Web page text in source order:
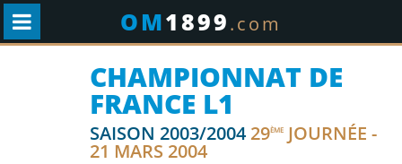
OM1899.com
CHAMPIONNAT DE
FRANCE L1
SAISON 2003/2004 29ÈME JOURNÉE -
21 MARS 2004